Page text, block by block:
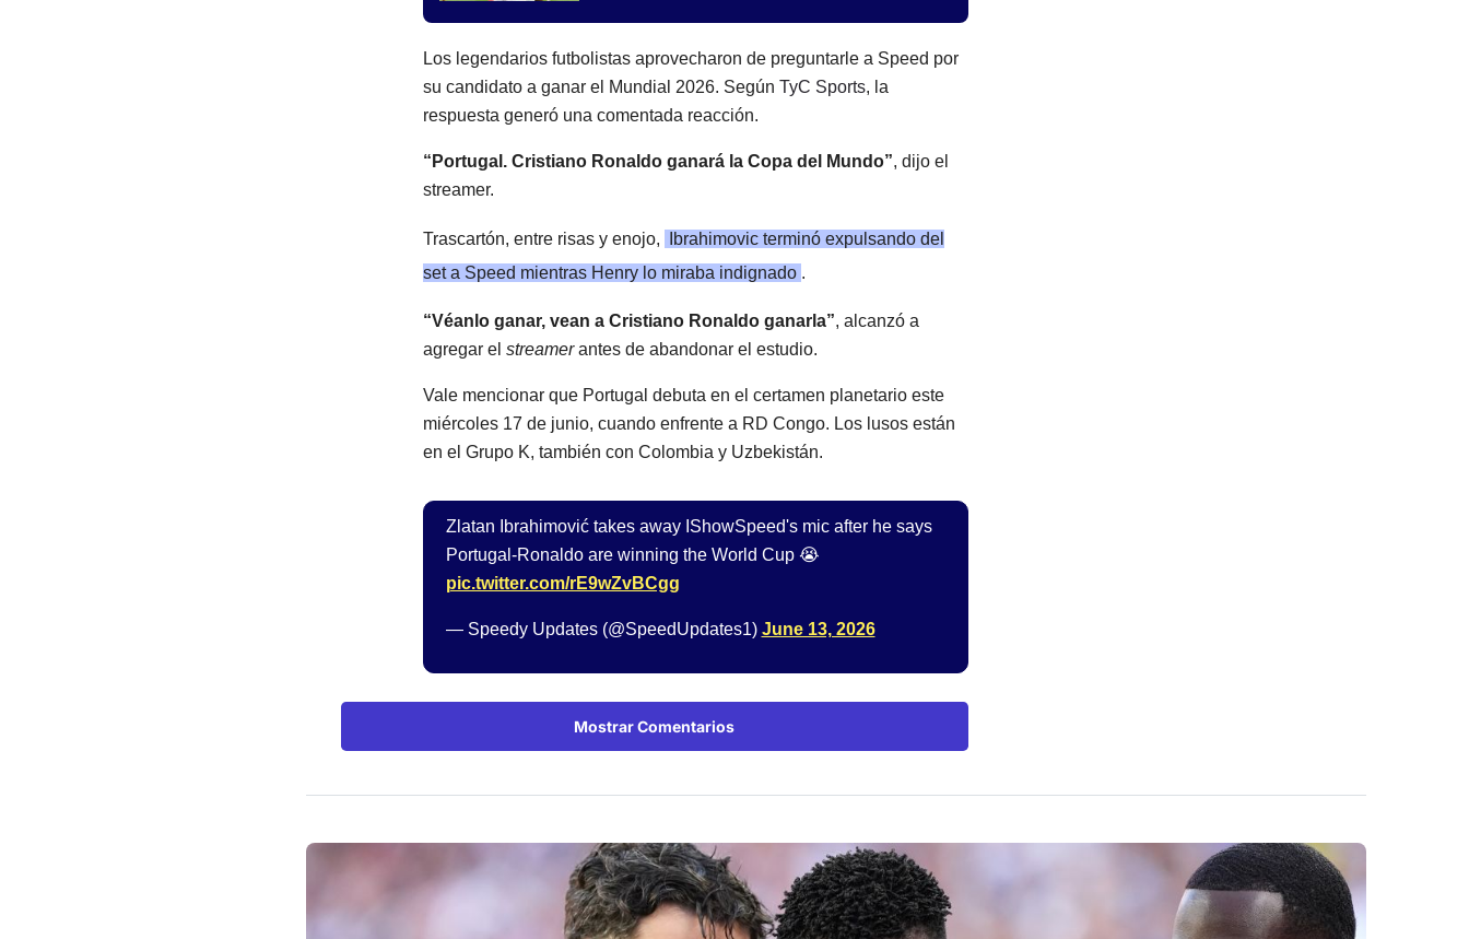
Los legendarios futbolistas aprovecharon de preguntarle a Speed por
su candidato a ganar el Mundial 2026. Según TyC Sports, la
respuesta generó una comentada reacción.
“Portugal. Cristiano Ronaldo ganará la Copa del Mundo”, dijo el
streamer.
Trascartón, entre risas y enojo,
Ibrahimovic terminó expulsando del
set a Speed mientras Henry lo miraba indignado .
“Véanlo ganar, vean a Cristiano Ronaldo ganarla”, alcanzó a
agregar el streamerantes de abandonar el estudio.
Vale mencionar que Portugal debuta en el certamen planetario este
miércoles 17 de junio, cuando enfrente a RD Congo. Los lusos están
en el Grupo K, también con Colombia y Uzbekistán.
Zlatan Ibrahimović takes away IShowSpeed's mic after he says
Portugal-Ronaldo are winning the World Cup 😭
pic.twitter.com/rE9wZvBCgg
— Speedy Updates (@SpeedUpdates1) June 13, 2026
Mostrar Comentarios